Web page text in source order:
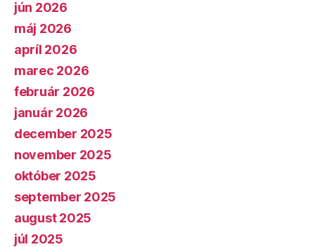
jún 2026
máj 2026
apríl 2026
marec 2026
február 2026
január 2026
december 2025
november 2025
október 2025
september 2025
august 2025
júl 2025